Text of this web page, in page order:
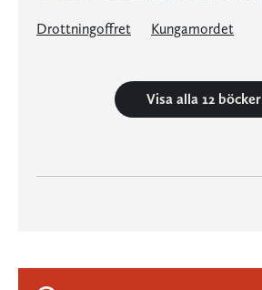
Drottningoffret Kungamordet
Visa alla 12 böcker